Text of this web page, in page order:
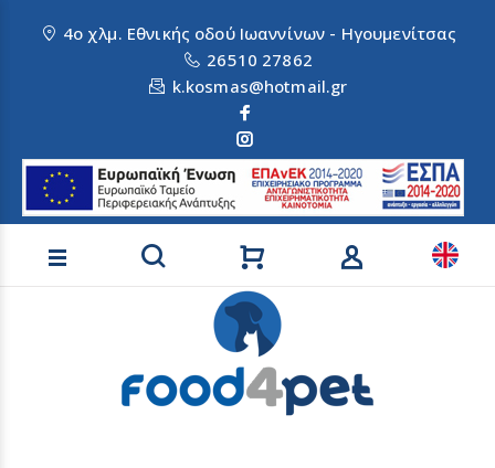
4ο χλμ. Εθνικής οδού Ιωαννίνων - Ηγουμενίτσας
26510 27862
k.kosmas@hotmail.gr
Αναζήτηση προϊόντων